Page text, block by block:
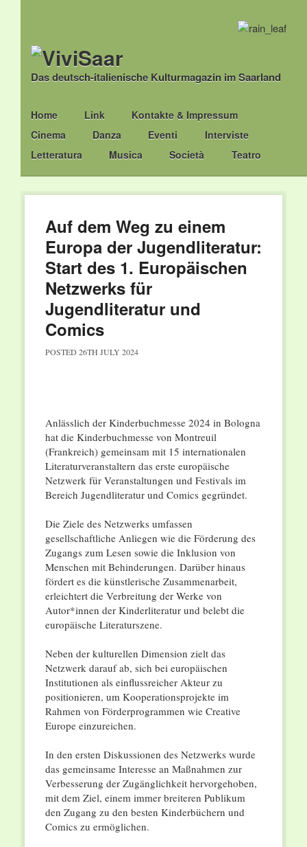
Das deutsch-italienische Kulturmagazin im Saarland
Main menu
Skip
to
content
Home Link
Kontakte & Impressum
Cinema
Danza Eventi
Interviste
Letteratura
Musica Società Teatro
Auf dem Weg zu einem
Europa der Jugendliteratur:
Start des 1. Europäischen
Netzwerks für
Jugendliteratur und
Comics
POSTED 26TH JULY 2024
Anlässlich der Kinderbuchmesse 2024 in Bologna
hat die Kinderbuchmesse von Montreuil
(Frankreich) gemeinsam mit 15 internationalen
Literaturveranstaltern das erste europäische
Netzwerk für Veranstaltungen und Festivals im
Bereich Jugendliteratur und Comics gegründet.
Die Ziele des Netzwerks umfassen
gesellschaftliche Anliegen wie die Förderung des
Zugangs zum Lesen sowie die Inklusion von
Menschen mit Behinderungen. Darüber hinaus
fördert es die künstlerische Zusammenarbeit,
erleichtert die Verbreitung der Werke von
Autor*innen der Kinderliteratur und belebt die
europäische Literaturszene.
Neben der kulturellen Dimension zielt das
Netzwerk darauf ab, sich bei europäischen
Institutionen als einflussreicher Akteur zu
positionieren, um Kooperationsprojekte im
Rahmen von Förderprogrammen wie Creative
Europe einzureichen.
In den ersten Diskussionen des Netzwerks wurde
das gemeinsame Interesse an Maßnahmen zur
Verbesserung der Zugänglichkeit hervorgehoben,
mit dem Ziel, einem immer breiteren Publikum
den Zugang zu den besten Kinderbüchern und
Comics zu ermöglichen.